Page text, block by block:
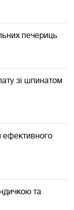
печериць
зі шпинатом
ефективного
та